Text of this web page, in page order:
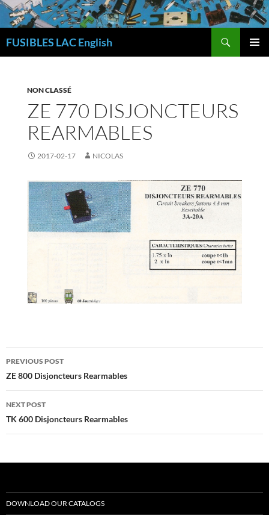
Skip
FUSIBLES LAC English
NON CLASSÉ
ZE 770 DISJONCTEURS
REARMABLES
2017-02-17 NICOLAS
Post
navigation
PREVIOUS POST
ZE 800 Disjoncteurs Rearmables
NEXT POST
TK 600 Disjoncteurs Rearmables
DOWNLOAD OUR CATALOGS